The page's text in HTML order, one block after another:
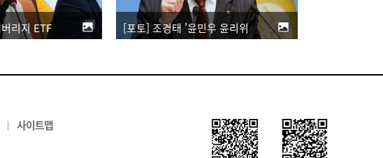
[포토] 조경태 '윤민우 윤리위원장 즉각 사퇴하고 한동훈 제명 철회해야'
|
사이트맵